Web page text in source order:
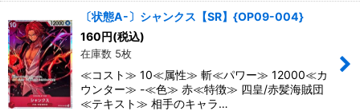
〔状態A-〕シャンクス【SR】{OP09-004}
160円(税込)
在庫数 5枚
≪コスト≫ 10≪属性≫ 斬≪パワー≫ 12000≪カ
ウンター≫ -≪色≫ 赤≪特徴≫ 四皇/赤髪海賊団
≪テキスト≫ 相手のキャラ…